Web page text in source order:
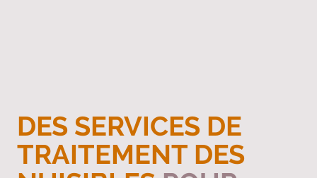
DES SERVICES DE
TRAITEMENT DES